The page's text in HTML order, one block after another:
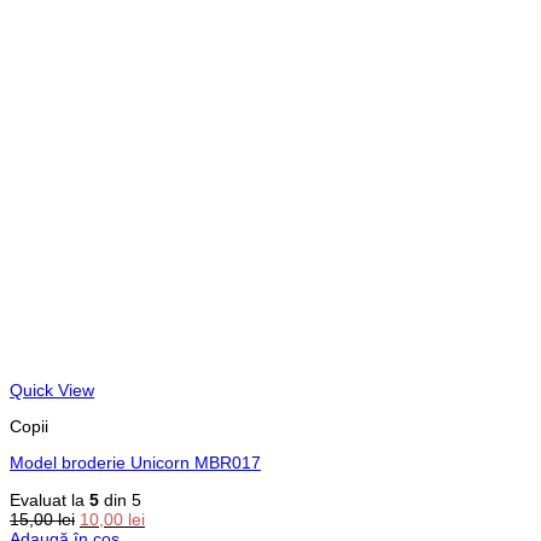
Quick View
Copii
Model broderie Unicorn MBR017
Evaluat la 5 din 5
15,00lei Prețul
inițial
10,00 leiPrețul